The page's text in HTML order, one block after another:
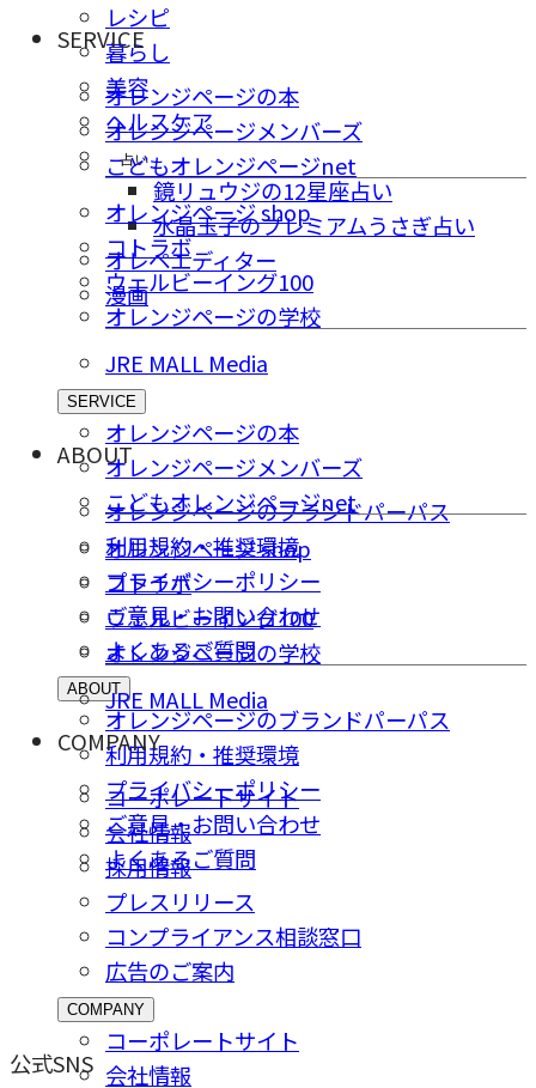
レシピ
暮らし
美容
ヘルスケア
占い
鏡リュウジの12星座占い
水晶玉子のプレミアムうさぎ占い
オレペエディター
漫画
SERVICE
オレンジページの本
オレンジページメンバーズ
こどもオレンジページnet
オレンジページ shop
コトラボ
ウェルビーイング100
オレンジページの学校
JRE MALL Media
SERVICE
オレンジページの本
オレンジページメンバーズ
こどもオレンジページnet
オレンジページ shop
コトラボ
ウェルビーイング100
オレンジページの学校
JRE MALL Media
ABOUT
オレンジページのブランドパーパス
利用規約・推奨環境
プライバシーポリシー
ご意⾒・お問い合わせ
よくあるご質問
ABOUT
オレンジページのブランドパーパス
利用規約・推奨環境
プライバシーポリシー
ご意⾒・お問い合わせ
よくあるご質問
COMPANY
コーポレートサイト
会社情報
採⽤情報
プレスリリース
コンプライアンス相談窓⼝
広告のご案内
COMPANY
コーポレートサイト
会社情報
公式SNS